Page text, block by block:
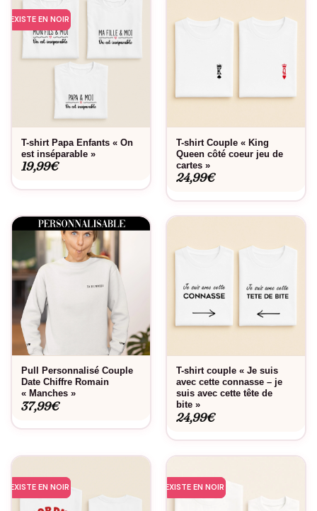
EXISTE EN NOIR
T-shirt Papa Enfants « On
est inséparable »
19,99€
T-shirt Couple « King
Queen côté coeur jeu de
cartes »
24,99€
Pull Personnalisé Couple
Date Chiffre Romain
« Manches »
37,99€
T-shirt couple « Je suis
avec cette connasse – je
suis avec cette tête de
bite »
24,99€
EXISTE EN NOIR EXISTE EN NOIR